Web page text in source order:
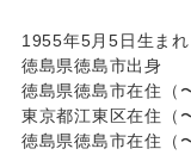
1955年5月5日生まれ
徳島県徳島市出身
徳島県徳島市在住（
東京都江東区在住（
徳島県徳島市在住（